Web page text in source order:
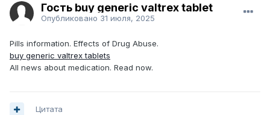
Гость buy generic valtrex tablet
Опубликовано 31 июля, 2025
Pills information. Effects of Drug Abuse.
buy generic valtrex tablets
All news about medication. Read now.
Цитата